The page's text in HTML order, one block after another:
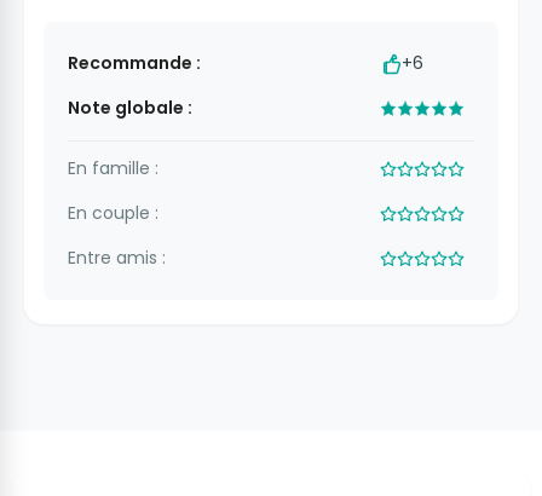
Recommande :
+6
Note globale :
En famille :
En couple :
Entre amis :